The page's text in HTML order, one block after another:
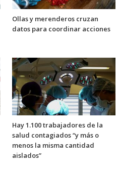
Ollas y merenderos cruzan
datos para coordinar acciones
Hay 1.100 trabajadores de la
salud contagiados “y más o
menos la misma cantidad
aislados”